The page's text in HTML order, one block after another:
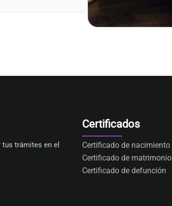
trámites en el
Certificados
Certificado de nacimiento
Certificado de matrimonio
Certificado de defunción